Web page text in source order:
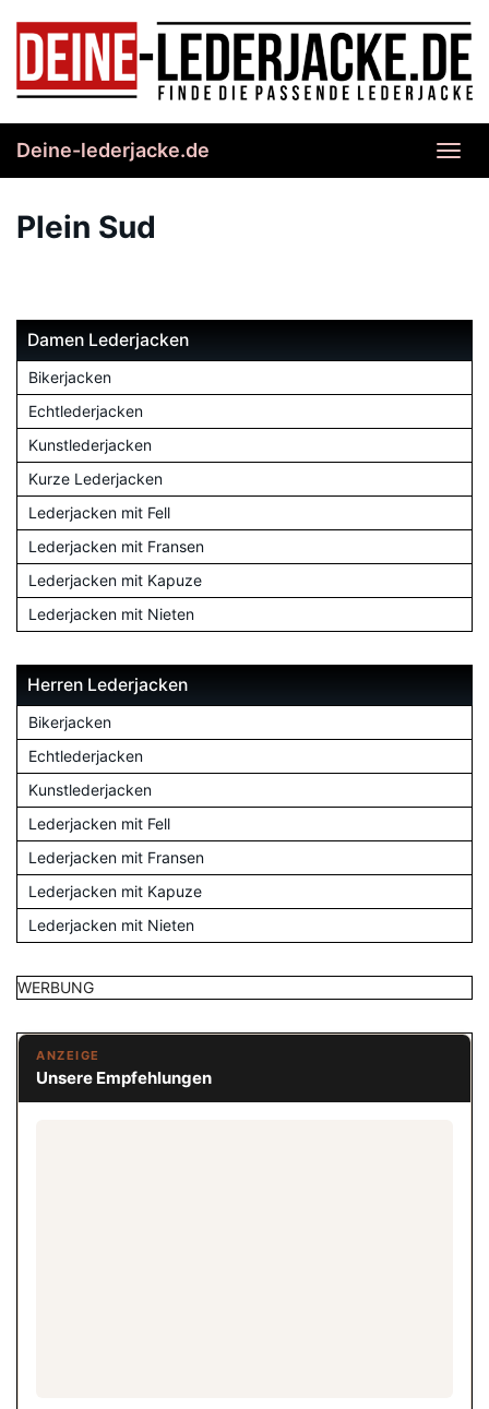
content
Deine-lederjacke.de
Plein Sud
Damen Lederjacken
Bikerjacken
Echtlederjacken
Kunstlederjacken
Kurze Lederjacken
Lederjacken mit Fell
Lederjacken mit Fransen
Lederjacken mit Kapuze
Lederjacken mit Nieten
Herren Lederjacken
Bikerjacken
Echtlederjacken
Kunstlederjacken
Lederjacken mit Fell
Lederjacken mit Fransen
Lederjacken mit Kapuze
Lederjacken mit Nieten
WERBUNG
ANZEIGE
Unsere Empfehlungen